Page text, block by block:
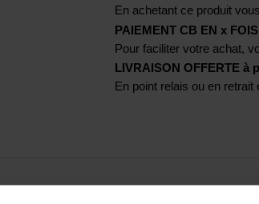
En achetant ce produit
PAIEMENT CB EN x FOIS
Pour faciliter votre achat,
LIVRAISON OFFERTE à
En point relais ou en retrait
régulièrement.